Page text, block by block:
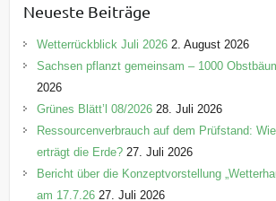
g
o
r
e
n
Neueste Beiträge
Wetterrückblick Juli 2026 2. August 2026
Sachsen pflanzt gemeinsam – 1000
2026
Grünes Blätt’l 08/2026 28. Juli 2026
Ressourcenverbrauch auf dem Prüfstand:
erträgt die Erde? 27. Juli 2026
Bericht über die Konzeptvorstellung
am 17.7.26 27. Juli 2026